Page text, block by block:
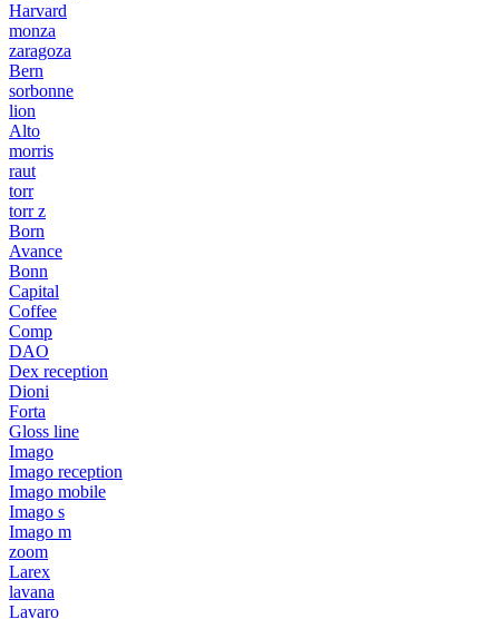
Harvard
monza
zaragoza
Bern
sorbonne
lion
Alto
morris
raut
torr
torr z
Born
Avance
Bonn
Capital
Coffee
Comp
DAO
Dex reception
Dioni
Forta
Gloss line
Imago
Imago reception
Imago mobile
Imago s
Imago m
zoom
Larex
lavana
Lavaro